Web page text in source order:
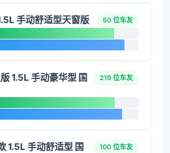
手动舒适型天窗版 50 位车友
1.5L 手动豪华型 国
219 位车友
1.5L 手动舒适型 国
100 位车友